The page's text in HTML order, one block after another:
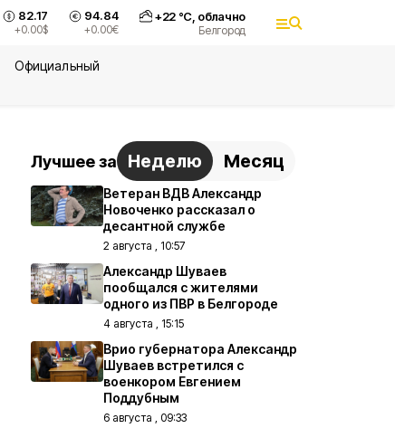
82.17
+0.00$
94.84
+0.00€
+22°С, облачно
Белгород
Официальный
Лучшее за Неделю Месяц
Ветеран ВДВ Александр
Новоченко рассказал о
десантной службе
2 августа , 10:57
Александр Шуваев
пообщался с жителями
одного из ПВР в Белгороде
4 августа , 15:15
Врио губернатора Александр
Шуваев встретился с
военкором Евгением
Поддубным
6 августа , 09:33